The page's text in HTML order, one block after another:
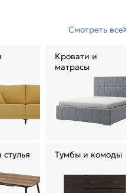
Смотреть все
Кровати и
матрасы
Тумбы и комоды